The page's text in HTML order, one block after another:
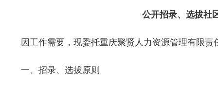
公开招录、选拔社
因工作需要，现委托重庆聚贤人力资源管理有限
一、招录、选拔原则